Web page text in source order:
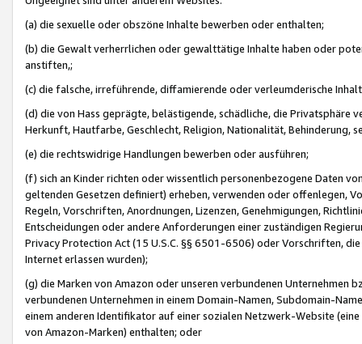
(a) die sexuelle oder obszöne Inhalte bewerben oder enthalten;
(b) die Gewalt verherrlichen oder gewalttätige Inhalte haben oder
anstiften,;
(c) die falsche, irreführende, diffamierende oder verleumderische
(d) die von Hass geprägte, belästigende, schädliche, die Privatsphäre
Herkunft, Hautfarbe, Geschlecht, Religion, Nationalität, Behinderung,
(e) die rechtswidrige Handlungen bewerben oder ausführen;
(f) sich an Kinder richten oder wissentlich personenbezogene Daten
geltenden Gesetzen definiert) erheben, verwenden oder offenlegen,
Regeln, Vorschriften, Anordnungen, Lizenzen, Genehmigungen,
Entscheidungen oder andere Anforderungen einer zuständigen
Privacy Protection Act (15 U.S.C. §§ 6501-6506) oder Vorschriften,
Internet erlassen wurden);
(g) die Marken von Amazon oder unseren verbundenen Unternehmen
verbundenen Unternehmen in einem Domain-Namen, Subdomain-
einem anderen Identifikator auf einer sozialen Netzwerk-Website
von Amazon-Marken) enthalten; oder